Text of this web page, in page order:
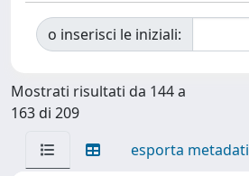
o inserisci le iniziali:
Mostrati risultati da 144 a
163 di 209
esporta metadati